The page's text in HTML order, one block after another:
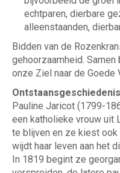
echtparen, dierbare
alleenstaanden,
Bidden van de
gehoorzaamheid.
onze Ziel naar de Goede
Pauline Jaricot (1799-
een katholieke vrouw uit
te blijven en ze kiest
wijdt haar leven aan het
In 1819 begint ze